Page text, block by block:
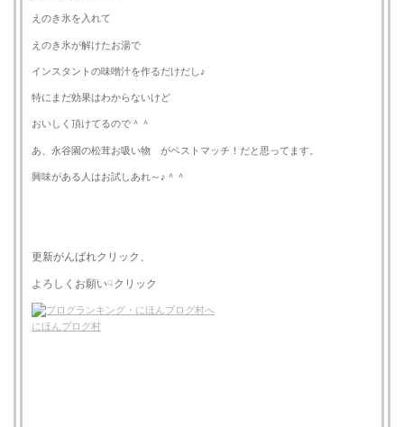
えのき氷を入れて
えのき氷が解けたお湯で
インスタントの味噌汁を作るだけだし♪
特にまだ効果はわからないけど
おいしく頂けてるので＾＾
あ、永谷園の松茸お吸い物 がベストマッチ！だと思ってます。
興味がある人はお試しあれ～♪＾＾
更新がんばれクリック、
よろしくお願い☟クリック
にほんブログ村